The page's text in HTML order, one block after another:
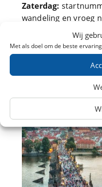
Wij
Met als doel om de beste
Zaterdag:
wandeling en vroeg
marathon
Maandag: herstellen
Blijf je een dag
ontspannen
je koffer te hoeven